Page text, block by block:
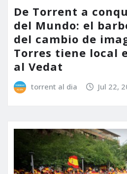
De Torrent a
del Mundo: el
del cambio de
Torres tiene local
al Vedat
torrent al dia Jul 22,